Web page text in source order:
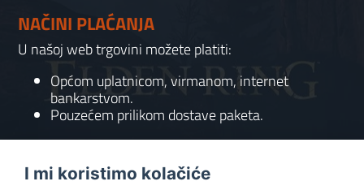
NAČINI PLAĆANJA
U našoj web trgovini možete platiti:
Općom uplatnicom, virmanom, internet
bankarstvom.
Pouzećem prilikom dostave paketa.
KONTAKT
I mi koristimo kolačiće